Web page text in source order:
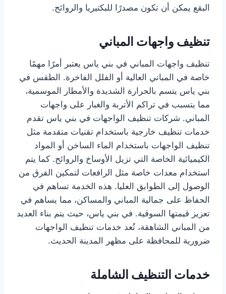
البقع يمكن أن تكون مصدرًا للبكتيريا والروائح.
تنظيف واجهات المباني
تنظيف واجهات المباني في بني ياس يعتبر أمرًا مهمًا
خاصة في المباني العالية أو الفلل الفاخرة. الطقس في
بني ياس يتسم بالحرارة الشديدة والأمطار الموسمية،
مما يتسبب في تراكم الأتربة والغبار على واجهات
المباني. شركات تنظيف الواجهات في بني ياس تقدم
خدمات تنظيف خارجية باستخدام تقنيات متقدمة مثل
تنظيف الواجهات باستخدام الماء الساخن أو المواد
الكيميائية الخاصة التي تزيل الأوساخ والروائح. كما يتم
استخدام معدات خاصة مثل الرافعات لتمكين الفرق من
الوصول إلى الطوابق العليا. هذه الخدمة تساهم في
الحفاظ على جمالية المباني والمساكن، مما يساهم في
تعزيز قيمتها السوقية. في بني ياس، حيث يتم بناء العديد
من المباني الشاهقة، تُعد خدمات تنظيف الواجهات
ضرورية للمحافظة على مظهر المدينة الحديث.
خدمات التنظيف الشاملة